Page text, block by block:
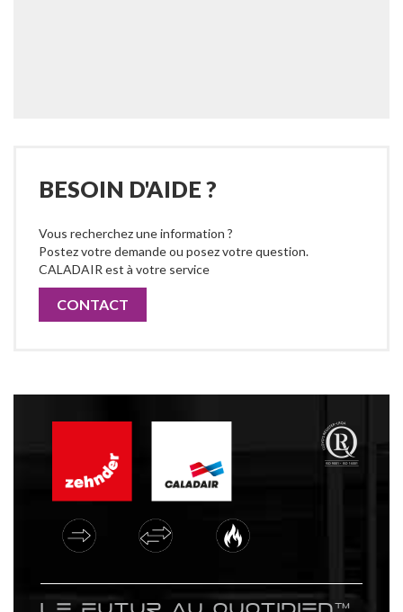
BESOIN D'AIDE ?
Vous recherchez une information ?
Postez votre demande ou posez votre question.
CALADAIR est à votre service
CONTACT